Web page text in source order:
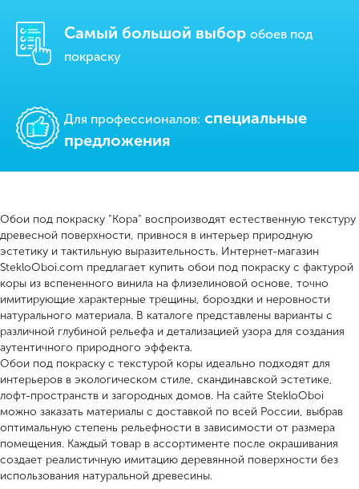
Самый большой выбор обоев под
покраску
Для профессионалов: cпециальные
предложения
Обои под покраску "Кора" воспроизводят естественную текстуру
древесной поверхности, привнося в интерьер природную
эстетику и тактильную выразительность. Интернет-магазин
StekloOboi.com предлагает купить обои под покраску с фактурой
коры из вспененного винила на флизелиновой основе, точно
имитирующие характерные трещины, бороздки и неровности
натурального материала. В каталоге представлены варианты с
различной глубиной рельефа и детализацией узора для создания
аутентичного природного эффекта.
Обои под покраску с текстурой коры идеально подходят для
интерьеров в экологическом стиле, скандинавской эстетике,
лофт-пространств и загородных домов. На сайте StekloOboi
можно заказать материалы с доставкой по всей России, выбрав
оптимальную степень рельефности в зависимости от размера
помещения. Каждый товар в ассортименте после окрашивания
создает реалистичную имитацию деревянной поверхности без
использования натуральной древесины.